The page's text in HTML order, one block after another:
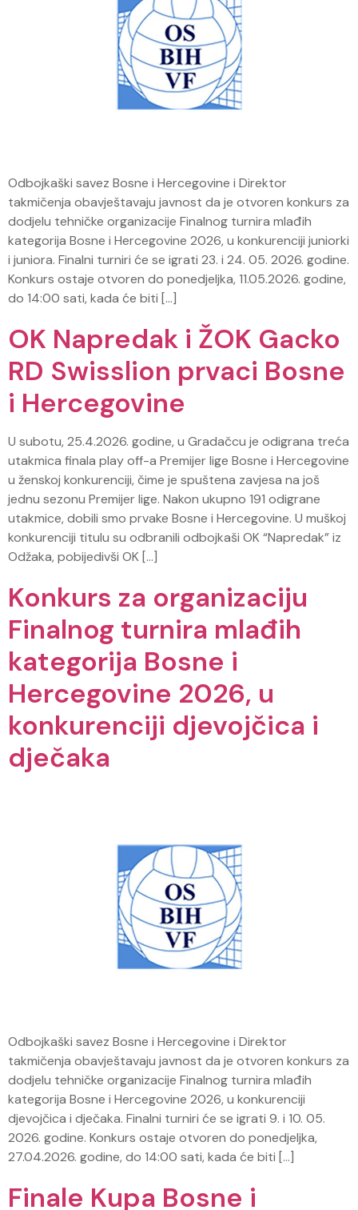
Odbojkaški savez Bosne i Hercegovine i Direktor
takmičenja obavještavaju javnost da je otvoren konkurs za
dodjelu tehničke organizacije Finalnog turnira mlađih
kategorija Bosne i Hercegovine 2026, u konkurenciji juniorki
i juniora. Finalni turniri će se igrati 23. i 24. 05. 2026. godine.
Konkurs ostaje otvoren do ponedjeljka, 11.05.2026. godine,
do 14:00 sati, kada će biti […]
OK Napredak i ŽOK Gacko
RD Swisslion prvaci Bosne
i Hercegovine
U subotu, 25.4.2026. godine, u Gradačcu je odigrana treća
utakmica finala play off-a Premijer lige Bosne i Hercegovine
u ženskoj konkurenciji, čime je spuštena zavjesa na još
jednu sezonu Premijer lige. Nakon ukupno 191 odigrane
utakmice, dobili smo prvake Bosne i Hercegovine. U muškoj
konkurenciji titulu su odbranili odbojkaši OK “Napredak” iz
Odžaka, pobijedivši OK […]
Konkurs za organizaciju
Finalnog turnira mlađih
kategorija Bosne i
Hercegovine 2026, u
konkurenciji djevojčica i
dječaka
Odbojkaški savez Bosne i Hercegovine i Direktor
takmičenja obavještavaju javnost da je otvoren konkurs za
dodjelu tehničke organizacije Finalnog turnira mlađih
kategorija Bosne i Hercegovine 2026, u konkurenciji
djevojčica i dječaka. Finalni turniri će se igrati 9. i 10. 05.
2026. godine. Konkurs ostaje otvoren do ponedjeljka,
27.04.2026. godine, do 14:00 sati, kada će biti […]
Finale Kupa Bosne i